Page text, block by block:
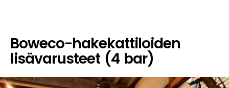
Boweco-hakekattiloiden
lisävarusteet (4 bar)